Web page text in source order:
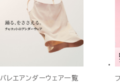
バレエアンダーウェア一覧